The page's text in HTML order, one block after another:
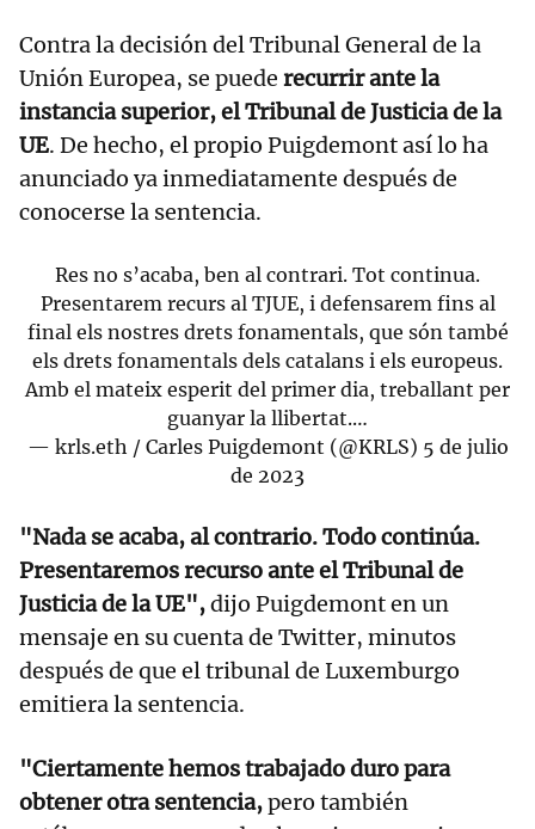
Contra la decisión del Tribunal General de la
Unión Europea, se puede recurrir ante la
instancia superior, el Tribunal de Justicia de la
UE. De hecho, el propio Puigdemont así lo ha
anunciado ya inmediatamente después de
conocerse la sentencia.
Res no s’acaba, ben al contrari. Tot continua.
Presentarem recurs al TJUE, i defensarem fins al
final els nostres drets fonamentals, que són també
els drets fonamentals dels catalans i els europeus.
Amb el mateix esperit del primer dia, treballant per
guanyar la llibertat.…
— krls.eth / Carles Puigdemont (@KRLS) 5 de julio
de 2023
"Nada se acaba, al contrario. Todo continúa.
Presentaremos recurso ante el Tribunal de
Justicia de la UE",dijo Puigdemont en un
mensaje en su cuenta de Twitter, minutos
después de que el tribunal de Luxemburgo
emitiera la sentencia.
"Ciertamente hemos trabajado duro para
obtener otra sentencia,pero también